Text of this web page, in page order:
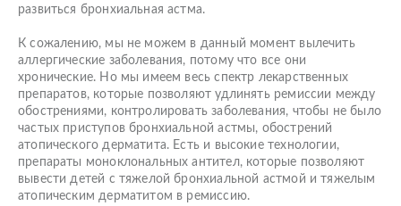
развиться бронхиальная астма.
К сожалению, мы не можем в данный момент вылечить
аллергические заболевания, потому что все они
хронические. Но мы имеем весь спектр лекарственных
препаратов, которые позволяют удлинять ремиссии между
обострениями, контролировать заболевания, чтобы не было
частых приступов бронхиальной астмы, обострений
атопического дерматита. Есть и высокие технологии,
препараты моноклональных антител, которые позволяют
вывести детей с тяжелой бронхиальной астмой и тяжелым
атопическим дерматитом в ремиссию.